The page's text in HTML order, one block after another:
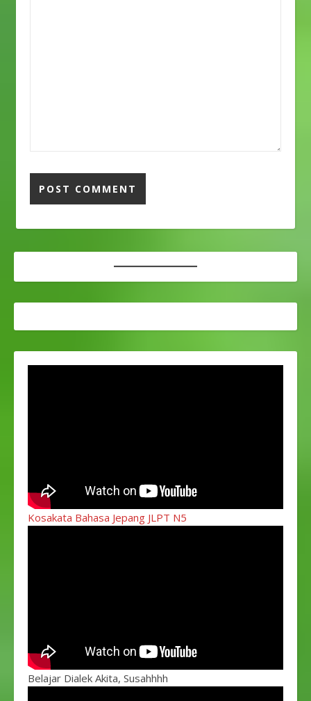
Kosakata Bahasa Jepang JLPT N5
Belajar Dialek Akita, Susahhhh